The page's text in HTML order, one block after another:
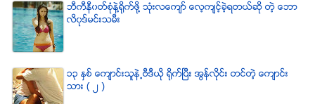
ဘီကီနီ၀တ္စံုနဲ႔႐ုိက္ဖို႔ သံုးလေက်ာ္ ေလ့က်င့္ခဲ့ရတယ္ဆို တဲ့ ေဘာ
လိ၀ုဒ္မင္းသမီး
၁၃ ႏွစ္ ေက်ာင္းသူနဲ႕ဗီဒီယို ရိုက္ျပီး အြန္လိုင္း တင္တဲ့ ေက်ာင္း
သား ( ၂ )